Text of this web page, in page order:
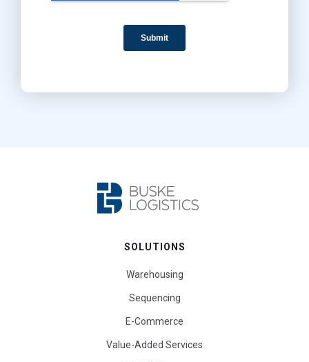
SOLUTIONS
Warehousing
Sequencing
E-Commerce
Value-Added Services